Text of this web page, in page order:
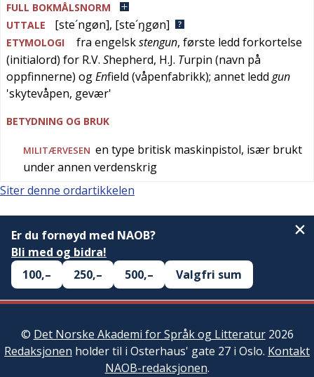
FULL BOKMÅLSNORM
UTTALE
[ste´ngøn], [ste´ŋgøn]
ETYMOLOGI fra engelskstengun, første ledd forkortelse
(initialord) for R.V. Shepherd, H.J. Turpin (navn på
oppfinnerne) ogEnfield (våpenfabrikk); annet ledd gun
'skytevåpen, gevær'
BETYDNING OG BRUK
MILITÆRVESEN en type britisk maskinpistol, især brukt
under annen verdenskrig
Siter denne ordartikkelen
Er du fornøyd med NAOB?
Bli med og bidra!
100,–
250,– 500,– Valgfri sum
© Det Norske Akademi for Språk og Litteratur2026
Redaksjonen holder til i Osterhaus' gate 27 i Oslo. Kontakt
NAOB-redaksjonen.